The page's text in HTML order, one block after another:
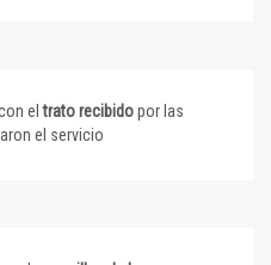
eltrato recibidopor las
el servicio